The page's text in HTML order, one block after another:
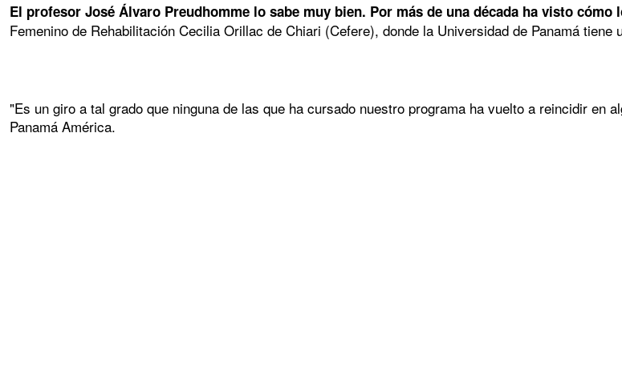
El profesor José Álvaro Preudhomme lo sabe muy bien. Por más de una década ha visto
Femenino de Rehabilitación Cecilia Orillac de Chiari (Cefere), donde la Universidad de Panamá
"Es un giro a tal grado que ninguna de las que ha cursado nuestro programa ha vuelto a reincidir en
Panamá América.